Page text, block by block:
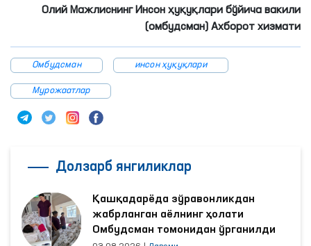
Олий Мажлиснинг Инсон ҳуқуқлари бўйича вакили
(омбудсман) Ахборот хизмати
Омбудсман инсон ҳуқуқлари
Мурожаатлар
Долзарб янгиликлар
Қашқадарёда зўравонликдан
жабрланган аёлнинг ҳолати
Омбудсман томонидан ўрганилди